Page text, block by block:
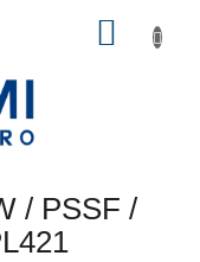
/ PSSF /